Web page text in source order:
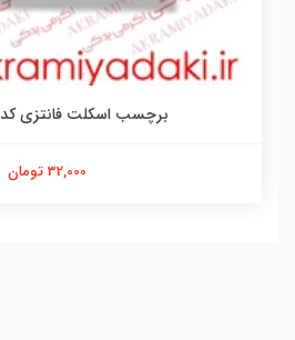
برچسب اسکلت فانتزی کد 410008554
32,000 تومان